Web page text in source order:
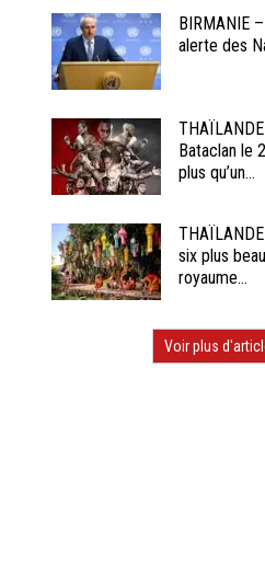
BIRMANIE
alerte des
Bataclan le
plus qu’un...
six plus
royaume...
Voir plus